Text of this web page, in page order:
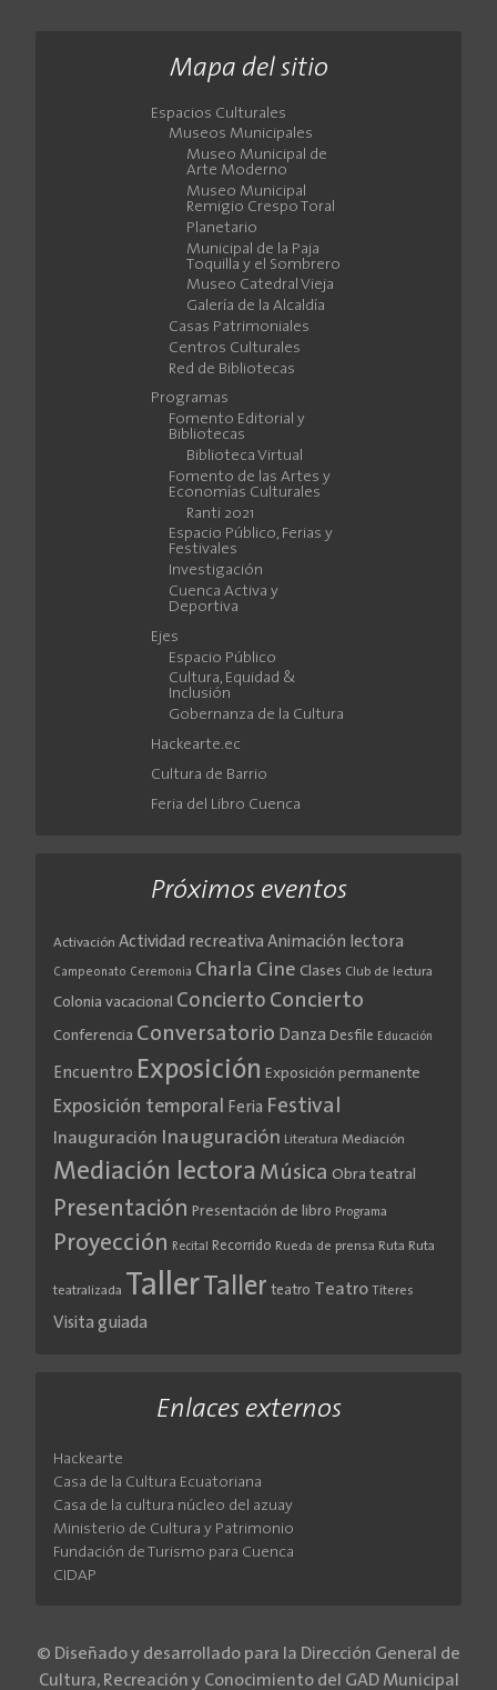
Mapa del sitio
Espacios Culturales
Museos Municipales
Museo Municipal de
Arte Moderno
Museo Municipal
Remigio Crespo Toral
Planetario
Municipal de la Paja
Toquilla y el Sombrero
Museo Catedral Vieja
Galería de la Alcaldía
Casas Patrimoniales
Centros Culturales
Red de Bibliotecas
Programas
Fomento Editorial y
Bibliotecas
Biblioteca Virtual
Fomento de las Artes y
Economías Culturales
Ranti 2021
Espacio Público, Ferias y
Festivales
Investigación
Cuenca Activa y
Deportiva
Ejes
Espacio Público
Cultura, Equidad &
Inclusión
Gobernanza de la Cultura
Hackearte.ec
Cultura de Barrio
Feria del Libro Cuenca
Próximos eventos
Activación Actividad recreativa Animación lectora
Campeonato Ceremonia Charla Cine Clases Club de lectura
Colonia vacacional Concierto Concierto
Conferencia Conversatorio Danza Desfile Educación
Encuentro Exposición Exposición permanente
Exposición temporal Feria Festival
Inauguración Inauguración Literatura Mediación
Mediación lectora Música Obra teatral
Presentación Presentación de libro Programa
Proyección Recital Recorrido Rueda de prensa Ruta Ruta
teatralizada Taller Taller teatro Teatro Títeres
Visita guiada
Enlaces externos
Hackearte
Casa de la Cultura Ecuatoriana
Casa de la cultura núcleo del azuay
Ministerio de Cultura y Patrimonio
Fundación de Turismo para Cuenca
CIDAP
© Diseñado y desarrollado para la Dirección General de
Cultura, Recreación y Conocimiento del GAD Municipal